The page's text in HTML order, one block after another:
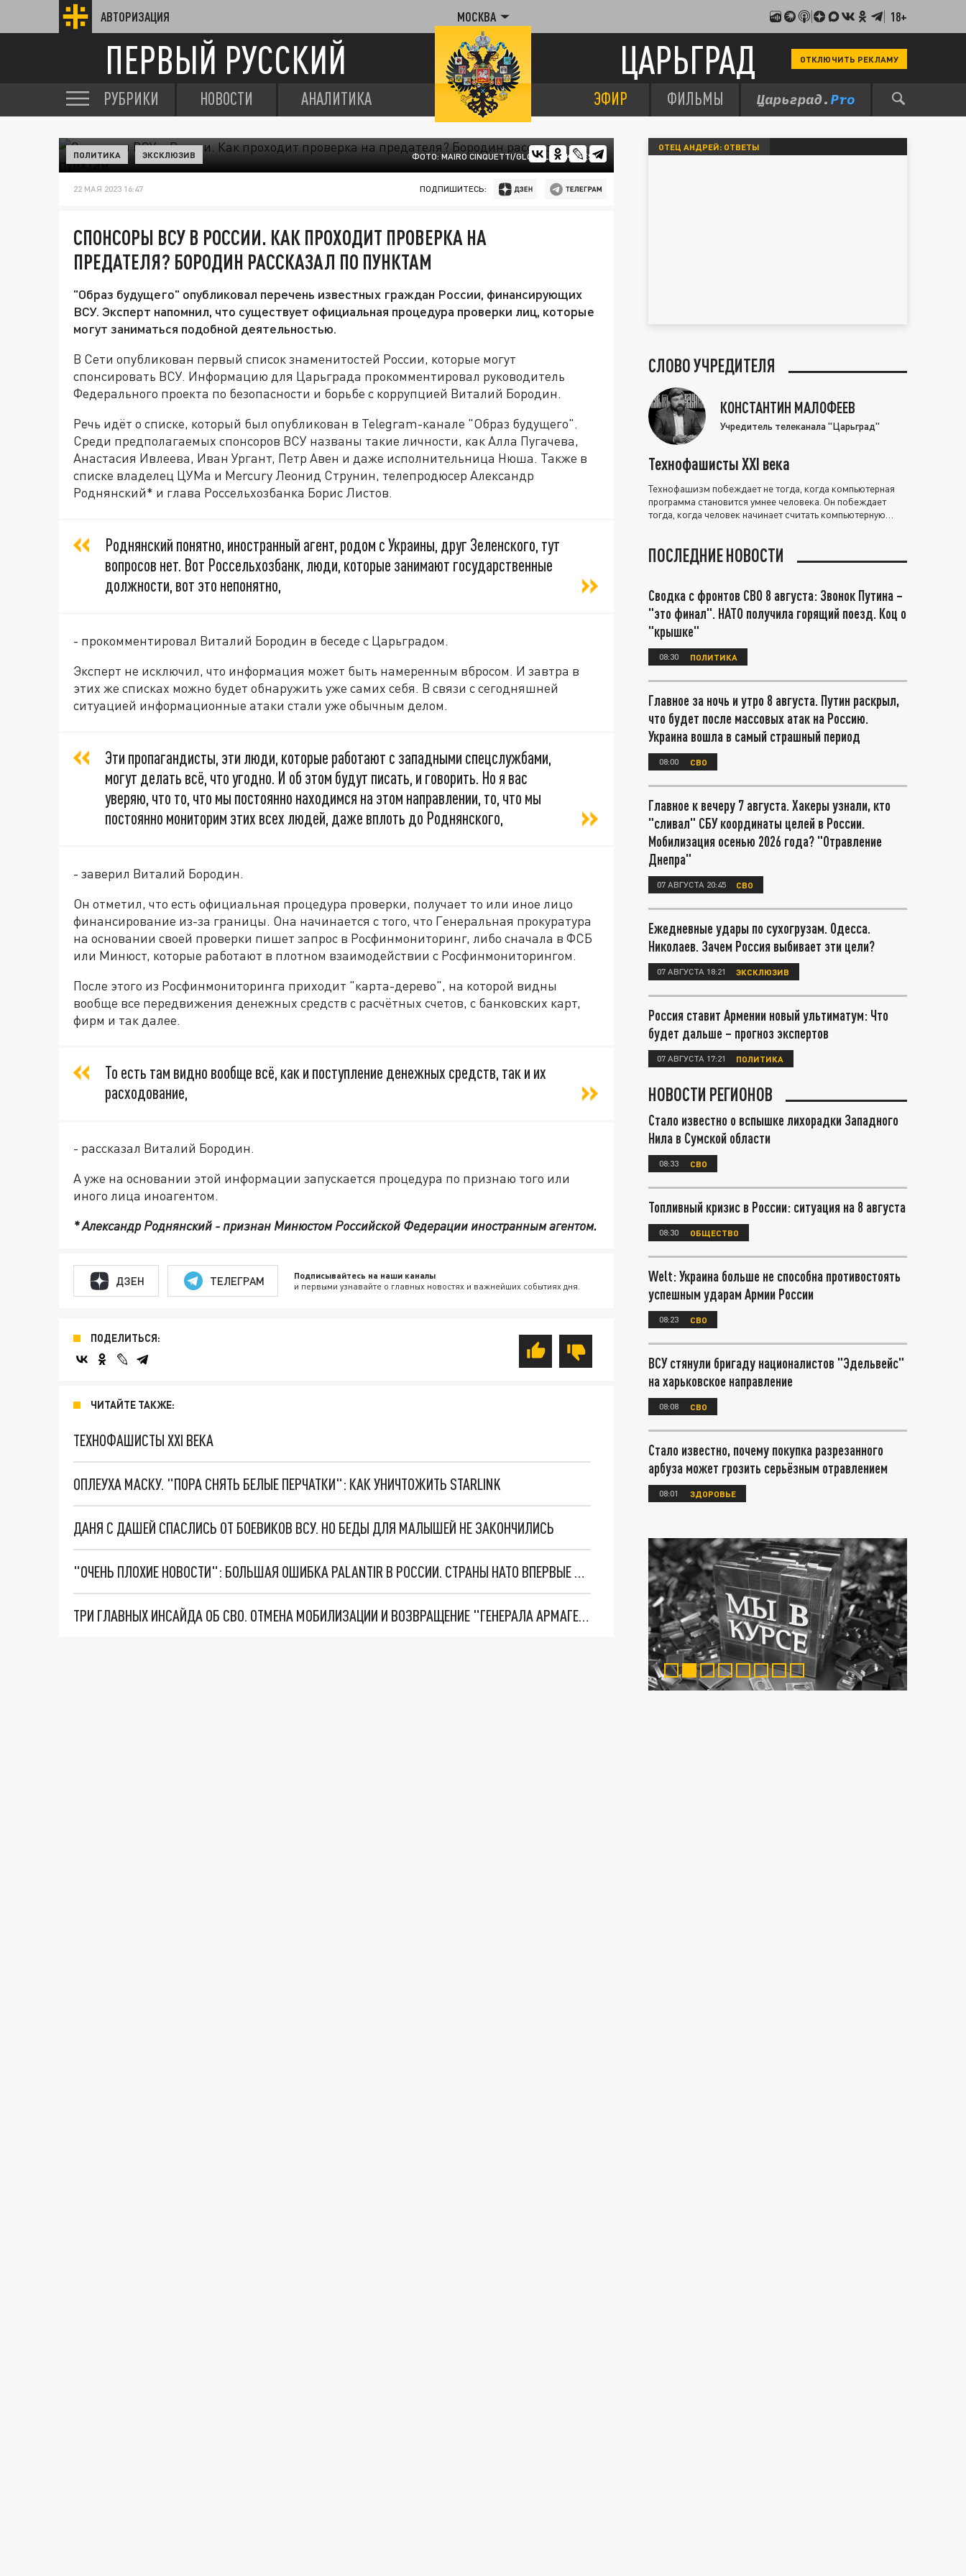
АВТОРИЗАЦИЯ МОСКВА 18+
ПЕРВЫЙ РУССКИЙ ЦАРЬГРАД ОТКЛЮЧИТЬ РЕКЛАМУ
РУБРИКИ НОВОСТИ АНАЛИТИКА ЭФИР ФИЛЬМЫ
ФОТО: MAIRO CINQUETTI/GLOBALLOOKPRESS
ПОЛИТИКА ЭКСКЛЮЗИВ
22 МАЯ 2023 16:47 ПОДПИШИТЕСЬ:
СПОНСОРЫ ВСУ В РОССИИ. КАК ПРОХОДИТ ПРОВЕРКА НА
ПРЕДАТЕЛЯ? БОРОДИН РАССКАЗАЛ ПО ПУНКТАМ
"Образ будущего" опубликовал перечень известных граждан России, финансирующих
ВСУ. Эксперт напомнил, что существует официальная процедура проверки лиц, которые
могут заниматься подобной деятельностью.
В Сети опубликован первый список знаменитостей России, которые могут
спонсировать ВСУ. Информацию для Царьграда прокомментировал руководитель
Федерального проекта по безопасности и борьбе с коррупцией Виталий Бородин.
Речь идёт о списке, который был опубликован в Telegram-канале "Образ будущего".
Среди предполагаемых спонсоров ВСУ названы такие личности, как Алла Пугачева,
Анастасия Ивлеева, Иван Ургант, Петр Авен и даже исполнительница Нюша. Также в
списке владелец ЦУМа и Mercury Леонид Струнин, телепродюсер Александр
Роднянский* и глава Россельхозбанка Борис Листов.
Роднянский понятно, иностранный агент, родом с Украины, друг Зеленского, тут
вопросов нет. Вот Россельхозбанк, люди, которые занимают государственные
должности, вот это непонятно,
- прокомментировал Виталий Бородин в беседе с Царьградом.
Эксперт не исключил, что информация может быть намеренным вбросом. И завтра в
этих же списках можно будет обнаружить уже самих себя. В связи с сегодняшней
ситуацией информационные атаки стали уже обычным делом.
Эти пропагандисты, эти люди, которые работают с западными спецслужбами,
могут делать всё, что угодно. И об этом будут писать, и говорить. Но я вас
уверяю, что то, что мы постоянно находимся на этом направлении, то, что мы
постоянно мониторим этих всех людей, даже вплоть до Роднянского,
- заверил Виталий Бородин.
Он отметил, что есть официальная процедура проверки, получает то или иное лицо
финансирование из-за границы. Она начинается с того, что Генеральная прокуратура
на основании своей проверки пишет запрос в Росфинмониторинг, либо сначала в ФСБ
или Минюст, которые работают в плотном взаимодействии с Росфинмониторингом.
После этого из Росфинмониторинга приходит "карта-дерево", на которой видны
вообще все передвижения денежных средств с расчётных счетов, с банковских карт,
фирм и так далее.
То есть там видно вообще всё, как и поступление денежных средств, так и их
расходование,
- рассказал Виталий Бородин.
А уже на основании этой информации запускается процедура по признаю того или
иного лица иноагентом.
* Александр Роднянский - признан Минюстом Российской Федерации иностранным агентом.
ДЗЕН ТЕЛЕГРАМ Подписывайтесь на наши каналы
и первыми узнавайте о главных новостях и важнейших событиях дня.
ПОДЕЛИТЬСЯ:
ЧИТАЙТЕ ТАКЖЕ:
ТЕХНОФАШИСТЫ XXI ВЕКА
ОПЛЕУХА МАСКУ. "ПОРА СНЯТЬ БЕЛЫЕ ПЕРЧАТКИ": КАК УНИЧТОЖИТЬ STARLINK
ДАНЯ С ДАШЕЙ СПАСЛИСЬ ОТ БОЕВИКОВ ВСУ. НО БЕДЫ ДЛЯ МАЛЫШЕЙ НЕ ЗАКОНЧИЛИСЬ
"ОЧЕНЬ ПЛОХИЕ НОВОСТИ": БОЛЬШАЯ ОШИБКА PALANTIR В РОССИИ. СТРАНЫ НАТО ВПЕРВЫЕ ЗА СВО ОСТАНОВИЛИ ПОСТАВКИ ОРУЖИЯ. ВСУ ТЕРЯЮТ ПРИГРАНИЧЬЕ?
ТРИ ГЛАВНЫХ ИНСАЙДА ОБ СВО. ОТМЕНА МОБИЛИЗАЦИИ И ВОЗВРАЩЕНИЕ "ГЕНЕРАЛА АРМАГЕДДОНА"? ОТЛИЧНЫЕ НОВОСТИ, КОТОРЫЕ ЖДАЛИ ВСЕ
ОТЕЦ АНДРЕЙ: ОТВЕТЫ
СЛОВО УЧРЕДИТЕЛЯ
КОНСТАНТИН МАЛОФЕЕВ
Учредитель телеканала "Царьград"
Технофашисты XXI века
Технофашизм побеждает не тогда, когда компьютерная
программа становится умнее человека. Он побеждает
тогда, когда человек начинает считать компьютерную
ПОСЛЕДНИЕ НОВОСТИ
Сводка с фронтов СВО 8 августа: Звонок Путина –
"это финал". НАТО получила горящий поезд. Коц о
"крышке"
08:30 ПОЛИТИКА
Главное за ночь и утро 8 августа. Путин раскрыл,
что будет после массовых атак на Россию.
Украина вошла в самый страшный период
08:00 СВО
Главное к вечеру 7 августа. Хакеры узнали, кто
"сливал" СБУ координаты целей в России.
Мобилизация осенью 2026 года? "Отравление
Днепра"
07 АВГУСТА 20:45 СВО
Ежедневные удары по сухогрузам. Одесса.
Николаев. Зачем Россия выбивает эти цели?
07 АВГУСТА 18:21 ЭКСКЛЮЗИВ
Россия ставит Армении новый ультиматум: Что
будет дальше – прогноз экспертов
07 АВГУСТА 17:21 ПОЛИТИКА
НОВОСТИ РЕГИОНОВ
Стало известно о вспышке лихорадки Западного
Нила в Сумской области
08:33 СВО
Топливный кризис в России: ситуация на 8 августа
08:30 ОБЩЕСТВО
Welt: Украина больше не способна противостоять
успешным ударам Армии России
08:23 СВО
ВСУ стянули бригаду националистов "Эдельвейс"
на харьковское направление
08:08 СВО
Стало известно, почему покупка разрезанного
арбуза может грозить серьёзным отравлением
08:01 ЗДОРОВЬЕ